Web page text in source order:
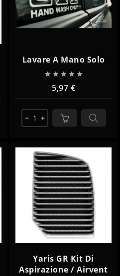
Lavare A Mano Solo
    
5,97 €
remove add
Yaris GR Kit Di
Aspirazione / Airvent